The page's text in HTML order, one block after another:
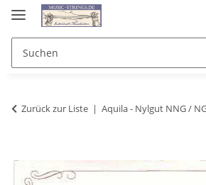
Zurück zur Liste Aquila - Nylgut NNG /